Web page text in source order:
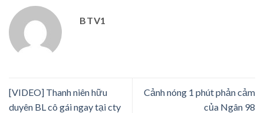
BTV1
[VIDEO] Thanh niên hữu
duyên BL cô gái ngay tại cty
Cảnh nóng 1 phút phản cảm
của Ngân 98